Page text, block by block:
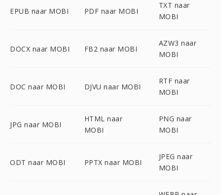
EPUB naar MOBI PDF naar MOBI
TXT naar
MOBI
DOCX naar MOBI FB2 naar MOBI
AZW3 naar
MOBI
DOC naar MOBI DJVU naar MOBI
RTF naar
MOBI
JPG naar MOBI
HTML naar
MOBI
PNG naar
MOBI
ODT naar MOBI PPTX naar MOBI
JPEG naar
MOBI